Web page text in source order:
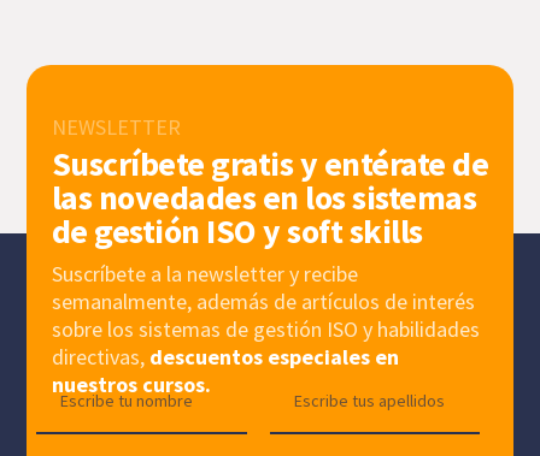
NEWSLETTER
Suscríbete gratis y entérate de
las novedades en los sistemas
de gestión ISO y soft skills
Suscríbete a la newsletter y recibe
semanalmente, además de artículos de interés
sobre los sistemas de gestión ISO y habilidades
directivas, descuentos especiales en
nuestros cursos.